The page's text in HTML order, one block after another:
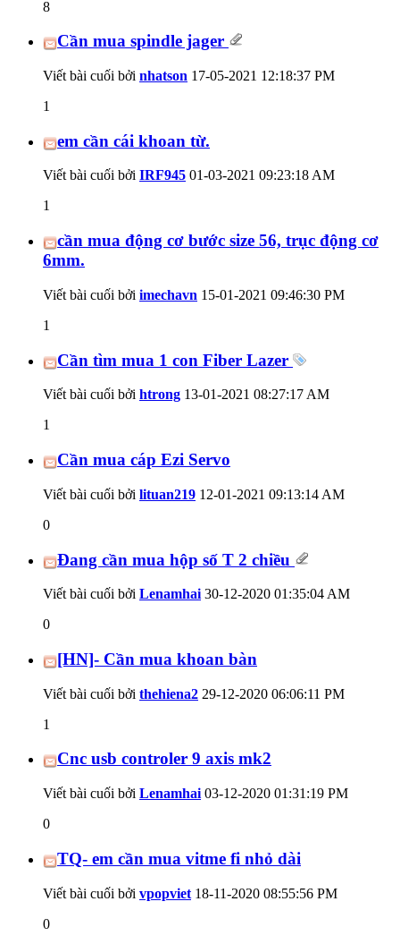
8
Cần mua spindle jager
Viết bài cuối bởi nhatson 17-05-2021 12:18:37 PM
1
em cần cái khoan từ.
Viết bài cuối bởi IRF945 01-03-2021 09:23:18 AM
1
cần mua động cơ bước size 56, trục động cơ
6mm.
Viết bài cuối bởi imechavn 15-01-2021 09:46:30 PM
1
Cần tìm mua 1 con Fiber Lazer
Viết bài cuối bởi htrong 13-01-2021 08:27:17 AM
1
Cần mua cáp Ezi Servo
Viết bài cuối bởi lituan219 12-01-2021 09:13:14 AM
0
Đang cần mua hộp số T 2 chiều
Viết bài cuối bởi Lenamhai 30-12-2020 01:35:04 AM
0
[HN]- Cần mua khoan bàn
Viết bài cuối bởi thehiena2 29-12-2020 06:06:11 PM
1
Cnc usb controler 9 axis mk2
Viết bài cuối bởi Lenamhai 03-12-2020 01:31:19 PM
0
TQ- em cần mua vitme fi nhỏ dài
Viết bài cuối bởi vpopviet 18-11-2020 08:55:56 PM
0